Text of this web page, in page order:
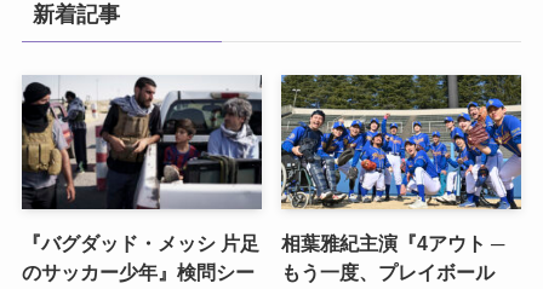
新着記事
『バグダッド・メッシ 片足
のサッカー少年』検問シー
相葉雅紀主演『4アウト ─
もう一度、プレイボール